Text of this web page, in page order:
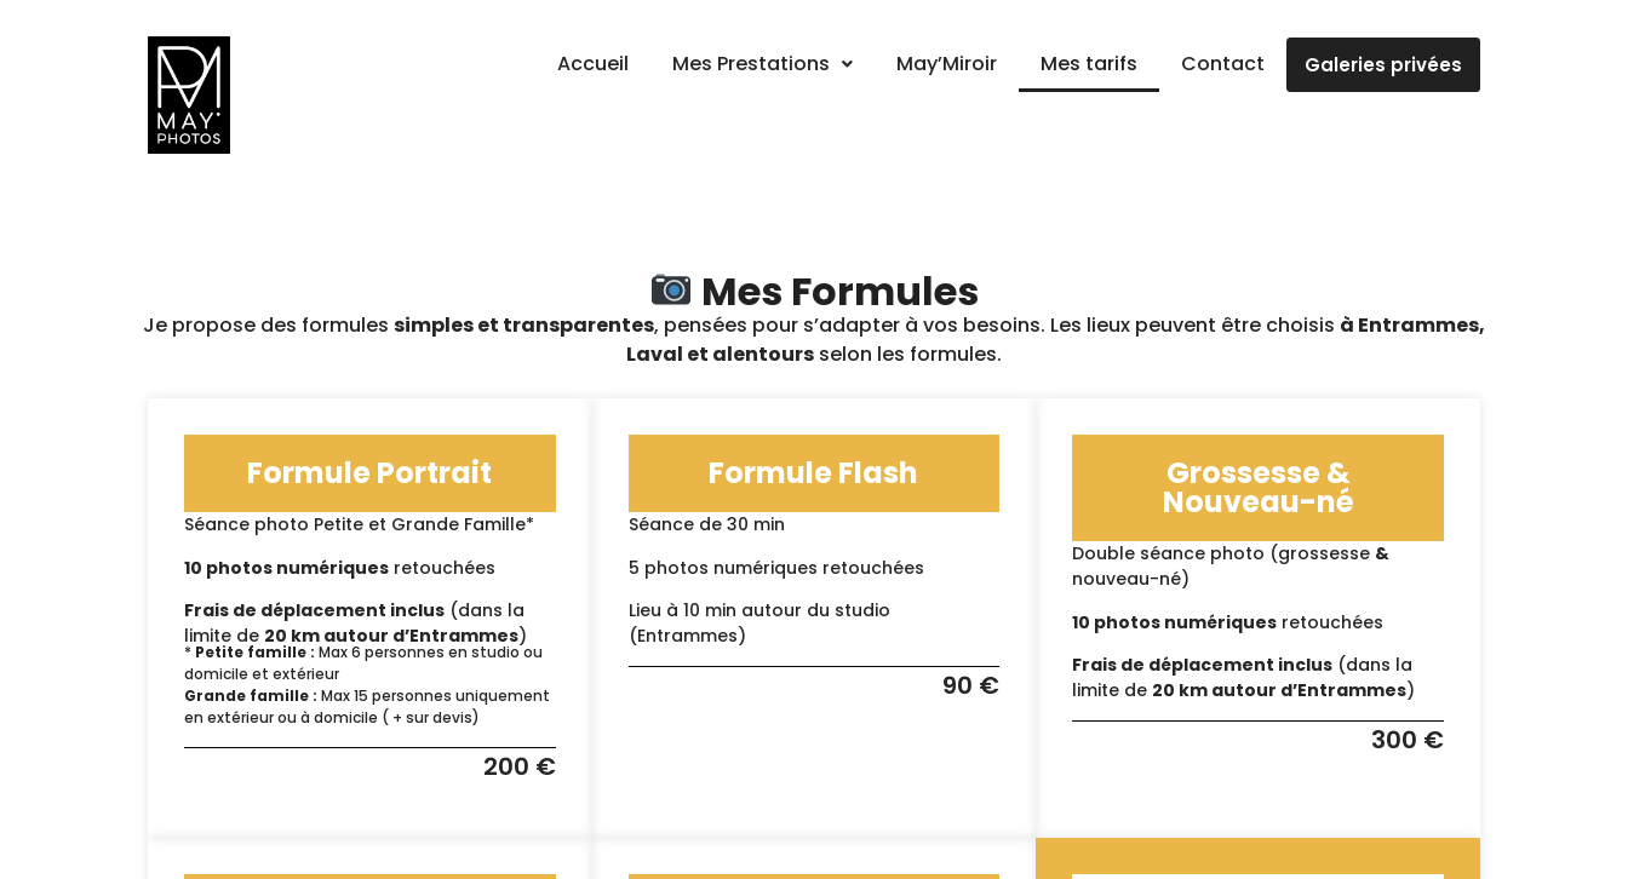
Accueil Mes Prestations May’Miroir Mes tarifs Contact Galeries privées
Mes Formules
Je propose des formules simples et transparentes, pensées pour s’adapter à vos besoins. Les lieux peuvent être choisis à Entrammes,
Laval et alentours selon les formules.
Formule Portrait
Séance photo Petite et Grande Famille*
10 photos numériques retouchées
Frais de déplacement inclus (dans la
limite de 20 km autour d’Entrammes)
* Petite famille : Max 6 personnes en studio ou
domicile et extérieur
Grande famille : Max 15 personnes uniquement
en extérieur ou à domicile ( + sur devis)
200 €
Formule Flash
Séance de 30 min
5 photos numériques retouchées
Lieu à 10 min autour du studio
(Entrammes)
90 €
Grossesse &
Nouveau-né
Double séance photo (grossesse &
nouveau-né)
10 photos numériques retouchées
Frais de déplacement inclus (dans la
limite de 20 km autour d’Entrammes)
300 €